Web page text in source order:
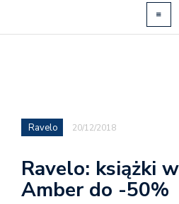
Ravelo 20/12/2018
Ravelo: książki
Amber do -50%